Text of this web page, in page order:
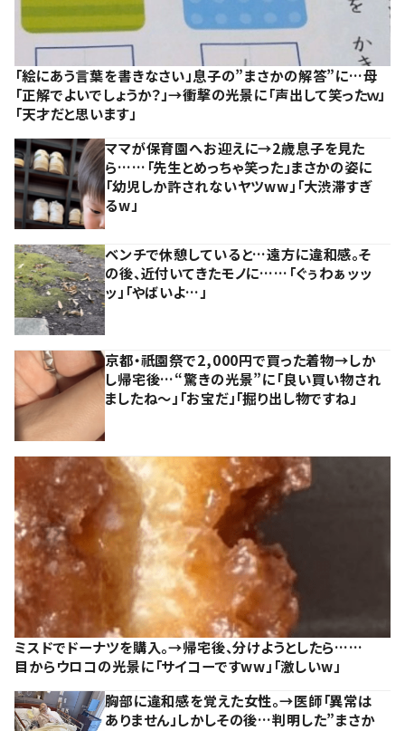
「絵にあう言葉を書きなさい」息子の”まさかの解答”に…母
「正解でよいでしょうか？」→衝撃の光景に「声出して笑ったｗ」
「天才だと思います」
ママが保育園へお迎えに→2歳息子を見た
ら……「先生とめっちゃ笑った」まさかの姿に
「幼児しか許されないヤツww」「大渋滞すぎ
るw」
ベンチで休憩していると…遠方に違和感。そ
の後、近付いてきたモノに……「ぐぅわぁッッ
ッ」「やばいよ…」
京都・祇園祭で2,000円で買った着物→しか
し帰宅後…“驚きの光景”に「良い買い物され
ましたね～」「お宝だ」「掘り出し物ですね」
ミスドでドーナツを購入。→帰宅後、分けようとしたら……
目からウロコの光景に「サイコーですww」「激しいw」
胸部に違和感を覚えた女性。→医師「異常は
ありません」しかしその後…判明した”まさか